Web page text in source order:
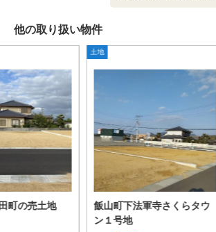
他の取り扱い物件
町の売土地
土地
飯山町下法軍寺さくらタウ
ン１号地